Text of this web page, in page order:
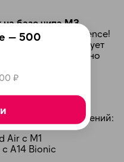
на базе чипа M3,
Apple Intelligence!
Air демонстрирует
значительно
сохранении
поколений:
Air с M1
A14 Bionic
— 500
₽